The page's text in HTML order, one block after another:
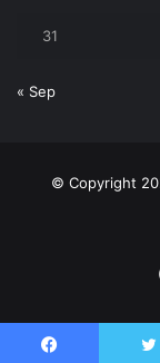
31
« Sep
© Copyright